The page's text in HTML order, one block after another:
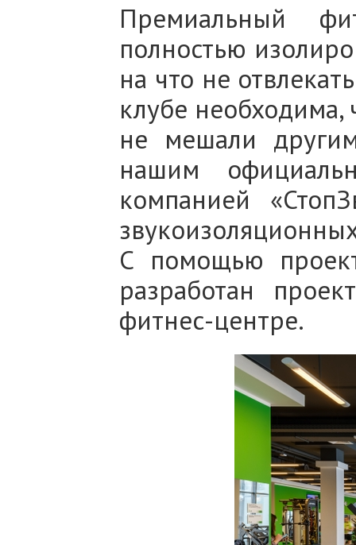
Премиальный
полностью
на что не
клубе
не мешали
нашим
компанией
С помощью
разработан
фитнес-центре.